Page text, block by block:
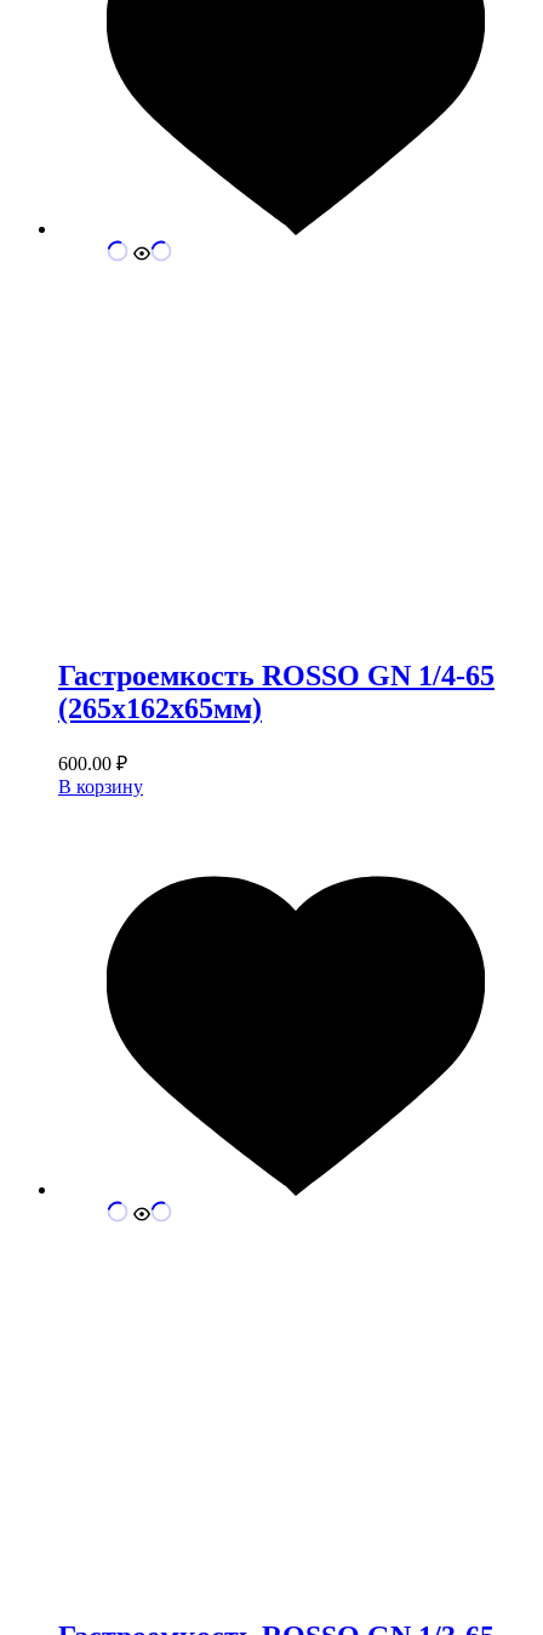
Гастроемкость ROSSO GN 1/4-65
(265х162х65мм)
600.00 ₽
В корзину